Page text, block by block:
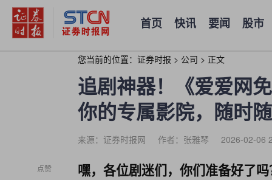
首页 快讯 要闻 股市
您当前的位置： 证券时报 > 公司 > 正文
追剧神器！《爱爱网
你的专属影院，随时
来源：证券时报网 作者：张雅琴 2026-02-06
点赞 嘿，各位剧迷们，你们准备好了